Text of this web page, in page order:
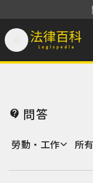
法律百科
 問答
勞動‧工作 所